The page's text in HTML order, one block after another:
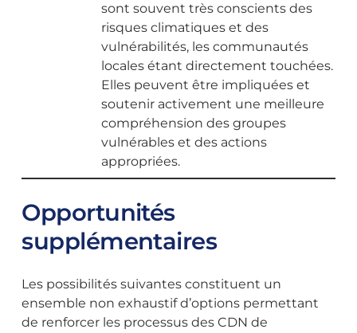
sont souvent très conscients des
risques climatiques et des
vulnérabilités, les communautés
locales étant directement touchées.
Elles peuvent être impliquées et
soutenir activement une meilleure
compréhension des groupes
vulnérables et des actions
appropriées.
Opportunités
supplémentaires
Les possibilités suivantes constituent un
ensemble non exhaustif d’options permettant
de renforcer les processus des CDN de